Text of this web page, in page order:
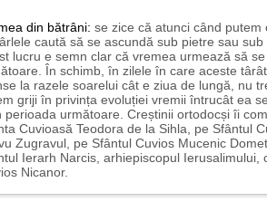
din bătrâni: se zice că atunci când putem
caută să se ascundă sub pietre sau sub
lucru e semn clar că vremea urmează să
În schimb, în zilele în care aceste
la razele soarelui cât e ziua de lungă, nu
griji în privința evoluției vremii întrucât ea
perioada următoare. Creștinii ortodocși îi
Cuvioasă Teodora de la Sihla, pe Sfântul
Zugravul, pe Sfântul Cuvios Mucenic
Ierarh Narcis, arhiepiscopul Ierusalimului,
Nicanor.